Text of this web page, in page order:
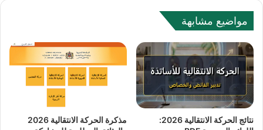
مواضيع مشابهة
نتائج الحركة الانتقالية 2026:
مذكرة الحركة الانتقالية 2026